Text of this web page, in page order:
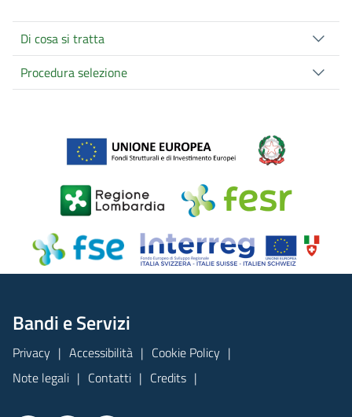
Di cosa si tratta
Procedura selezione
Bandi e Servizi
Privacy Accessibilità
Cookie Policy
Note legali
Contatti Credits